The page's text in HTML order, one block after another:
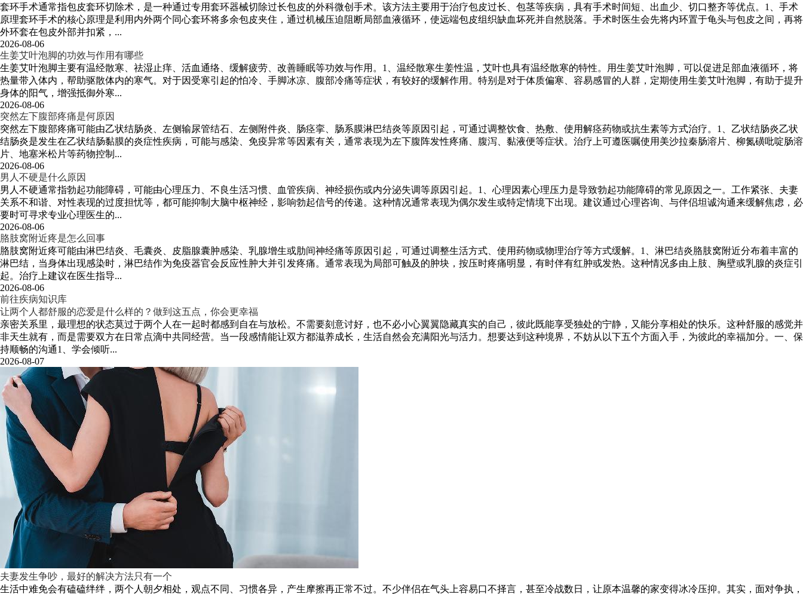
套环手术通常指包皮套环切除术，是一种通过专用套环器械切除过长包皮的外科微创手术。该方法主要用于治疗包皮过长、包茎等疾病，具有手术时间短、出血少、切口整齐等优点。1、手术
原理套环手术的核心原理是利用内外两个同心套环将多余包皮夹住，通过机械压迫阻断局部血液循环，使远端包皮组织缺血坏死并自然脱落。手术时医生会先将内环置于龟头与包皮之间，再将
外环套在包皮外部并扣紧，...
2026-08-06
生姜艾叶泡脚的功效与作用有哪些
生姜艾叶泡脚主要有温经散寒、祛湿止痒、活血通络、缓解疲劳、改善睡眠等功效与作用。1、温经散寒生姜性温，艾叶也具有温经散寒的特性。用生姜艾叶泡脚，可以促进足部血液循环，将
热量带入体内，帮助驱散体内的寒气。对于因受寒引起的怕冷、手脚冰凉、腹部冷痛等症状，有较好的缓解作用。特别是对于体质偏寒、容易感冒的人群，定期使用生姜艾叶泡脚，有助于提升
身体的阳气，增强抵御外寒...
2026-08-06
突然左下腹部疼痛是何原因
突然左下腹部疼痛可能由乙状结肠炎、左侧输尿管结石、左侧附件炎、肠痉挛、肠系膜淋巴结炎等原因引起，可通过调整饮食、热敷、使用解痉药物或抗生素等方式治疗。1、乙状结肠炎乙状
结肠炎是发生在乙状结肠黏膜的炎症性疾病，可能与感染、免疫异常等因素有关，通常表现为左下腹阵发性疼痛、腹泻、黏液便等症状。治疗上可遵医嘱使用美沙拉秦肠溶片、柳氮磺吡啶肠溶
片、地塞米松片等药物控制...
2026-08-06
男人不硬是什么原因
男人不硬通常指勃起功能障碍，可能由心理压力、不良生活习惯、血管疾病、神经损伤或内分泌失调等原因引起。1、心理因素心理压力是导致勃起功能障碍的常见原因之一。工作紧张、夫妻
关系不和谐、对性表现的过度担忧等，都可能抑制大脑中枢神经，影响勃起信号的传递。这种情况通常表现为偶尔发生或特定情境下出现。建议通过心理咨询、与伴侣坦诚沟通来缓解焦虑，必
要时可寻求专业心理医生的...
2026-08-06
胳肢窝附近疼是怎么回事
胳肢窝附近疼可能由淋巴结炎、毛囊炎、皮脂腺囊肿感染、乳腺增生或肋间神经痛等原因引起，可通过调整生活方式、使用药物或物理治疗等方式缓解。1、淋巴结炎胳肢窝附近分布着丰富的
淋巴结，当身体出现感染时，淋巴结作为免疫器官会反应性肿大并引发疼痛。通常表现为局部可触及的肿块，按压时疼痛明显，有时伴有红肿或发热。这种情况多由上肢、胸壁或乳腺的炎症引
起。治疗上建议在医生指导...
2026-08-06
前往疾病知识库
让两个人都舒服的恋爱是什么样的？做到这五点，你会更幸福
亲密关系里，最理想的状态莫过于两个人在一起时都感到自在与放松。不需要刻意讨好，也不必小心翼翼隐藏真实的自己，彼此既能享受独处的宁静，又能分享相处的快乐。这种舒服的感觉并
非天生就有，而是需要双方在日常点滴中共同经营。当一段感情能让双方都滋养成长，生活自然会充满阳光与活力。想要达到这种境界，不妨从以下五个方面入手，为彼此的幸福加分。一、保
持顺畅的沟通1、学会倾听...
2026-08-07
夫妻发生争吵，最好的解决方法只有一个
生活中难免会有磕磕绊绊，两个人朝夕相处，观点不同、习惯各异，产生摩擦再正常不过。不少伴侣在气头上容易口不择言，甚至冷战数日，让原本温馨的家变得冰冷压抑。其实，面对争执，